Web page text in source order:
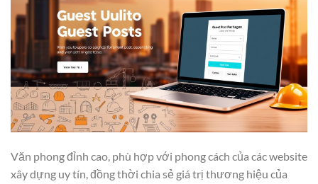
Văn phong đỉnh cao, phù hợp với phong cách của các website
xây dựng uy tín, đồng thời chia sẻ giá trị thương hiệu của